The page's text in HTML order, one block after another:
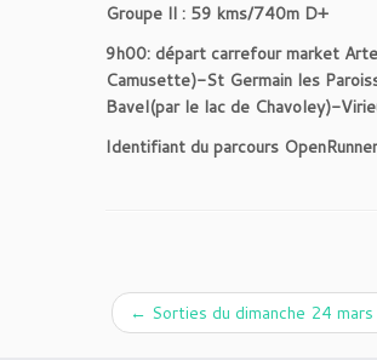
Groupe ll : 59 kms/740m D+
9h00: départ carrefour market
Camusette)-St Germain les
Bavel(par le lac de Chavoley)-
Identifiant du parcours
← Sorties du dimanche 24